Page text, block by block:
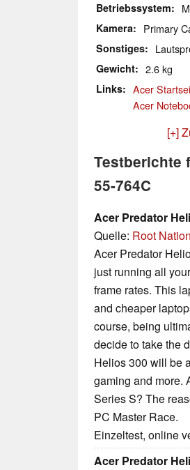
Betriebssystem
Kamera Primary
Sonstiges
Gewicht 2.6 kg
Links
Acer
Acer
[+]
Testberichte
55-764C
Acer Predator
Quelle: Root Nation
Acer Predator
just running all
frame rates. This
and cheaper
course, being
decide to take the
Helios 300 will be
gaming and more.
Series S? The
PC Master Race.
Einzeltest, online
Acer Predator